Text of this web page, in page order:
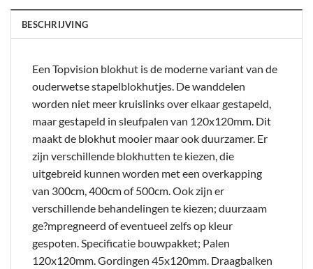
BESCHRIJVING
Een Topvision blokhut is de moderne variant van de
ouderwetse stapelblokhutjes. De wanddelen
worden niet meer kruislinks over elkaar gestapeld,
maar gestapeld in sleufpalen van 120x120mm. Dit
maakt de blokhut mooier maar ook duurzamer. Er
zijn verschillende blokhutten te kiezen, die
uitgebreid kunnen worden met een overkapping
van 300cm, 400cm of 500cm. Ook zijn er
verschillende behandelingen te kiezen; duurzaam
ge?mpregneerd of eventueel zelfs op kleur
gespoten. Specificatie bouwpakket; Palen
120x120mm. Gordingen 45x120mm. Draagbalken